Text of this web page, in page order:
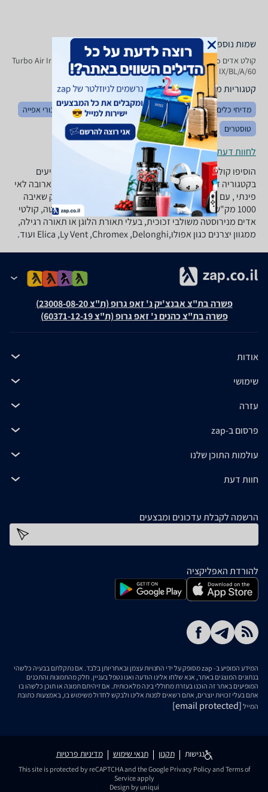
שמות נוספים לדגם
קולט אדים Turbo Air Iris IX / BL / A / 60, Iris IX/BL/A/60 Turbo Air , Turbo
Air Iris IX/BL/A/60
קטגוריות משלימות
מדיחי כלים מקפיאים מקררים כיריים מיקרוגלים
תנורי אפייה
טוסטרים
לחוות דעת ופרטי החנויות
הוסיפו קולט אדים למטבח שלכם, ממגוון קולטי אדים המופיעים
בקטגוריה זו: קולטי ארובה,קולט אדים מתחת לארון, קולטי ארובה לאי
פינתי , עם ארובה או ללא ארובת יציאה, קולטים בעלי הספק שאיבה
1000 מק"ש, 890 מק"ש, 850 מק"ש, קולטי אדים מניסרוסטה, קולטי
אדים מנירוסטה משולבי זכוכית, בעלי תאורת הלוגן או תאורה רגילה,
ממגוון יצרנים כגון אפולו,Elica ,Ly Vent ,Chromex ,Delonghi ועוד.
פשרה בת"צ אבנצ'יק נ' זאפ גרופ (ת"צ 23008-08-20)
פשרה בת"צ כהנים נ' זאפ גרופ (ת"צ 60371-12-19)
אודות
שימושי
עזרה
פרסום ב-zap
עולמות התוכן שלנו
חוות דעת
הרשמה לקבלת עדכונים ומבצעים
להורדת האפליקציה
המידע המופיע ב- zap מסופק על ידי החנויות עצמן ובאחריותן בלבד. אם נתקלתם בבעיה כלשהי
בנתונים המוצגים באתר, אנא שלחו אלינו הודעה ואנו נטפל בעניין. חלק מהתמונות והתכנים
המופיעים באתר זה הוכנו בעזרת מחוללי בינה מלאכותית. אם זיהיתם תמונה או תוכן כלשהו בו
אתם בעלי זכויות יוצרים, אתם רשאים לפנות אלינו ולבקש לחדול משימוש בו, באמצעות כתובת
המייל [email protected]
נגישות תקנון תנאי שימוש מדיניות פרטיות
This site is protected by reCAPTCHA and the Google Privacy Policyand Terms of
Serviceapply
Design by uniqui